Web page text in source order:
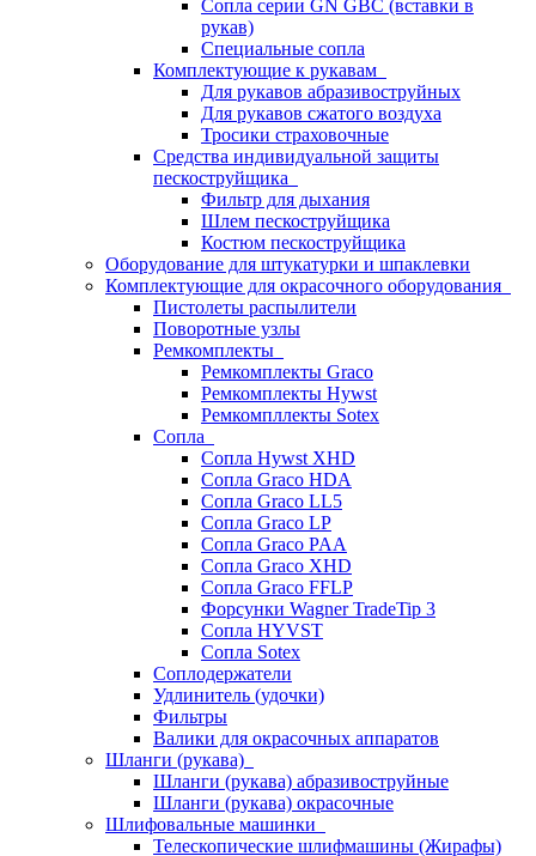
Сопла серии GN GBC (вставки в
рукав)
Специальные сопла
Комплектующие к рукавам
Для рукавов абразивоструйных
Для рукавов сжатого воздуха
Тросики страховочные
Средства индивидуальной защиты
пескоструйщика
Фильтр для дыхания
Шлем пескоструйщика
Костюм пескоструйщика
Оборудование для штукатурки и шпаклевки
Комплектующие для окрасочного оборудования
Пистолеты распылители
Поворотные узлы
Ремкомплекты
Ремкомплекты Graco
Ремкомплекты Hywst
Ремкомпллекты Sotex
Сопла
Сопла Hywst XHD
Сопла Graco HDA
Сопла Graco LL5
Сопла Graco LP
Сопла Graco PAA
Сопла Graco XHD
Сопла Graco FFLP
Форсунки Wagner TradeTip 3
Сопла HYVST
Сопла Sotex
Соплодержатели
Удлинитель (удочки)
Фильтры
Валики для окрасочных аппаратов
Шланги (рукава)
Шланги (рукава) абразивоструйные
Шланги (рукава) окрасочные
Шлифовальные машинки
Телескопические шлифмашины (Жирафы)